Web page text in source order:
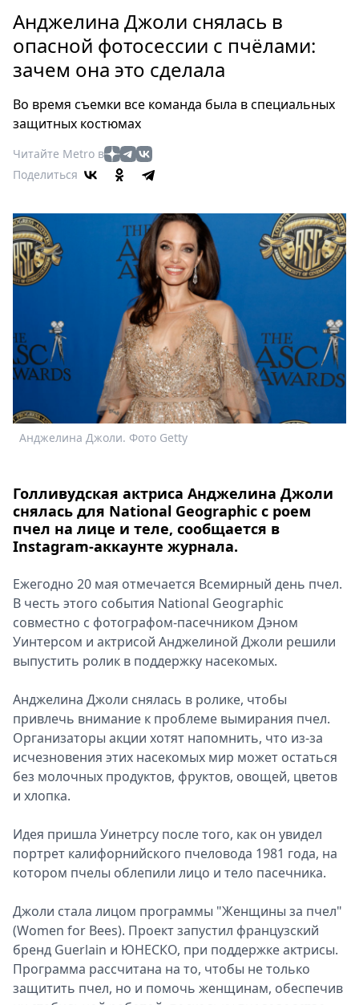
Россия
Мир
Здоровье
Туризм
Мода
Театр
Кино
Выставки
Пресс-
Metro
Стримы
Спецпроекты
Звезды
Выборы
2026
Анджелина Джоли снялась в
опасной фотосессии с пчёлами:
зачем она это сделала
Во время съемки все команда была в специальных
защитных костюмах
Читайте Metro в
Поделиться
Анджелина Джоли. Фото Getty
Голливудская актриса Анджелина Джоли
снялась для National Geographic c роем
пчел на лице и теле, сообщается в
Instagram-аккаунте журнала.
Ежегодно 20 мая отмечается Всемирный день пчел.
В честь этого события National Geographic
совместно с фотографом-пасечником Дэном
Уинтерсом и актрисой Анджелиной Джоли решили
выпустить ролик в поддержку насекомых.
Анджелина Джоли снялась в ролике, чтобы
привлечь внимание к проблеме вымирания пчел.
Организаторы акции хотят напомнить, что из-за
исчезновения этих насекомых мир может остаться
без молочных продуктов, фруктов, овощей, цветов
и хлопка.
Идея пришла Уинетрсу после того, как он увидел
портрет калифорнийского пчеловода 1981 года, на
котором пчелы облепили лицо и тело пасечника.
Джоли стала лицом программы "Женщины за пчел"
(Women for Bees). Проект запустил французский
бренд Guerlain и ЮНЕСКО, при поддержке актрисы.
Программа рассчитана на то, чтобы не только
защитить пчел, но и помочь женщинам, обеспечив